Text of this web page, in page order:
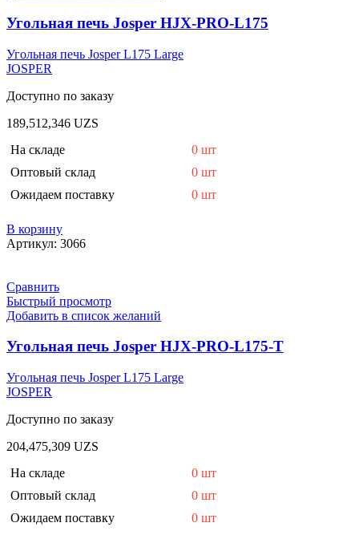
Угольная печь Josper HJX-PRO-L175
Угольная печь Josper L175 Large
JOSPER
Доступно по заказу
189,512,346 UZS
На складе
0 шт
Оптовый склад
0 шт
Ожидаем поставку
0 шт
В корзину
Артикул: 3066
Сравнить
Быстрый просмотр
Добавить в список желаний
Угольная печь Josper HJX-PRO-L175-T
Угольная печь Josper L175 Large
JOSPER
Доступно по заказу
204,475,309 UZS
На складе
0 шт
Оптовый склад
0 шт
Ожидаем поставку
0 шт